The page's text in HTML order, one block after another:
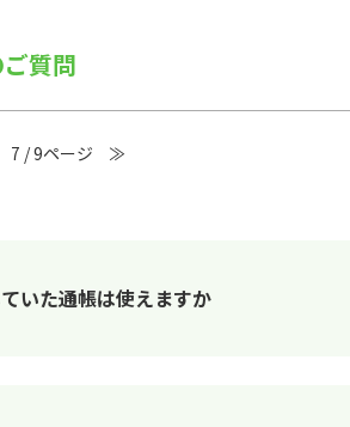
質問
7 / 9ページ ≫
いた通帳は使えますか